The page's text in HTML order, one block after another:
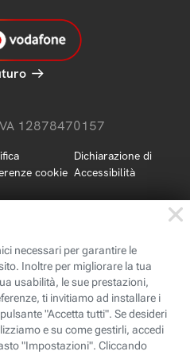
12878470157
cookie
Dichiarazione di
Accessibilità